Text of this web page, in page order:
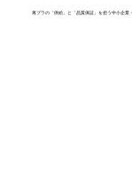
再プラの「供給」と「品質保証」を担う中小企業